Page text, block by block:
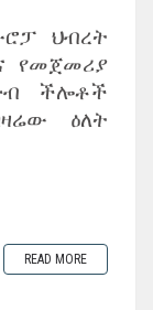
ህብረት
የመጀመሪያ
ችሎቶች
ዕለት
READ MORE